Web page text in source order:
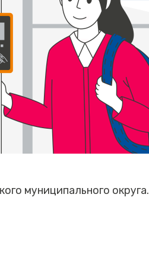
муниципального округа.